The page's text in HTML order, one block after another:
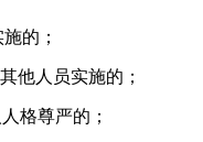
的；
他人员实施的；
格尊严的；